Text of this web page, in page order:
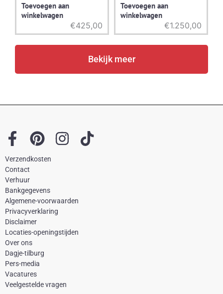
Toevoegen aan
winkelwagen
€425,00
Toevoegen aan
winkelwagen
€1.250,00
Bekijk meer
F
a
c
e
b
o
o
k
-
f
P
i
n
e
r
e
s
t
I
a
r
a
T
Verzendkosten
Contact
Verhuur
Bankgegevens
Algemene-voorwaarden
Privacyverklaring
Disclaimer
Locaties-openingstijden
Over ons
Dagje-tilburg
Pers-media
Vacatures
Veelgestelde vragen